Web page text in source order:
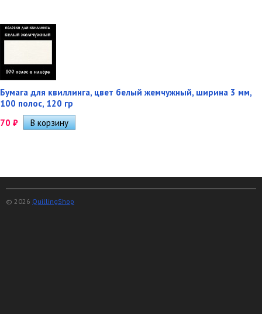
Бумага для квиллинга, цвет белый жемчужный, ширина 3 мм,
100 полос, 120 гр
70 ₽
© 2026 QuillingShop